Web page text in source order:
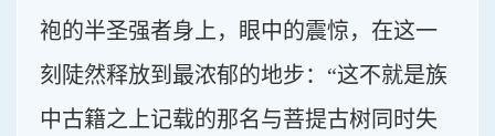
袍的半圣强者身上，眼中的震惊，在这一
刻陡然释放到最浓郁的地步：“这不就是族
中古籍之上记载的那名与菩提古树同时失